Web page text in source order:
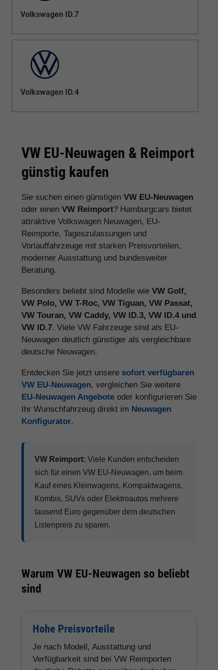
Volkswagen ID.7
Volkswagen ID.4
VW EU-Neuwagen & Reimport
günstig kaufen
Sie suchen einen günstigen VW EU-Neuwagen
oder einen VW Reimport? Hamburgcars bietet
attraktive Volkswagen Neuwagen, EU-
Reimporte, Tageszulassungen und
Vorlauffahrzeuge mit starken Preisvorteilen,
moderner Ausstattung und bundesweiter
Beratung.
Besonders beliebt sind Modelle wie VW Golf,
VW Polo, VW T-Roc, VW Tiguan, VW Passat,
VW Touran, VW Caddy, VW ID.3, VW ID.4 und
VW ID.7. Viele VW Fahrzeuge sind als EU-
Neuwagen deutlich günstiger als vergleichbare
deutsche Neuwagen.
Entdecken Sie jetzt unsere sofort verfügbaren
VW EU-Neuwagen, vergleichen Sie weitere
EU-Neuwagen Angebote oder konfigurieren Sie
Ihr Wunschfahrzeug direkt im Neuwagen
Konfigurator.
VW Reimport: Viele Kunden entscheiden
sich für einen VW EU-Neuwagen, um beim
Kauf eines Kleinwagens, Kompaktwagens,
Kombis, SUVs oder Elektroautos mehrere
tausend Euro gegenüber dem deutschen
Listenpreis zu sparen.
Warum VW EU-Neuwagen so beliebt
sind
Hohe Preisvorteile
Je nach Modell, Ausstattung und
Verfügbarkeit sind bei VW Reimporten